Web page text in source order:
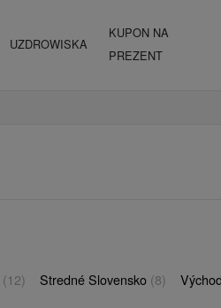
UZDROWISKA
KUPON NA
PREZENT
(12) Stredné Slovensko (8)